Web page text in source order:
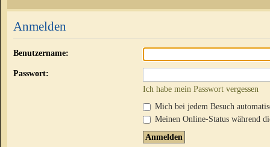
Anmelden
Benutzername:
Passwort:
Ich habe mein Passwort vergessen
Mich bei jedem Besuch
Meinen Online-Status während